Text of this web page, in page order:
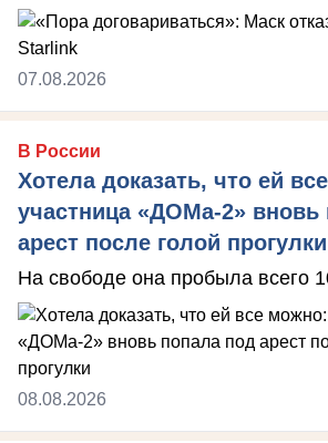
07.08.2026
В России
Хотела доказать, что ей
участница «ДОМа-2» вновь
арест после голой прогулки
На свободе она пробыла всего
08.08.2026